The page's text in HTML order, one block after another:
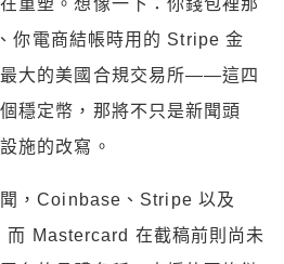
重塑。想像一下：你錢包裡那
你電商結帳時用的 Stripe 金
大的美國合規交易所——這四
穩定幣，那將不只是新聞頭
施的改寫。
，Coinbase、Stripe 以及
Mastercard 在截稿前則尚未